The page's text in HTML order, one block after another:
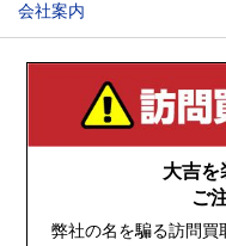
会社案内
大吉を
ご
弊社の名を騙る訪問買